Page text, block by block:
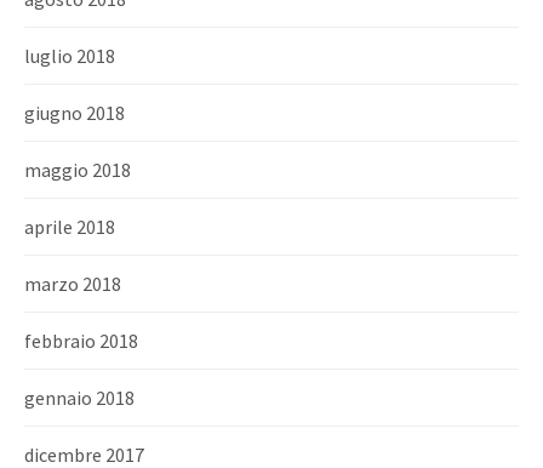
luglio 2018
giugno 2018
maggio 2018
aprile 2018
marzo 2018
febbraio 2018
gennaio 2018
dicembre 2017